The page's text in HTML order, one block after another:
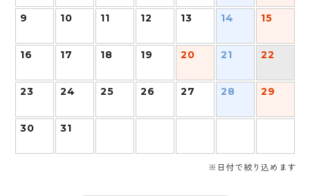
9 10 11 12 13 14 15
16 17 18 19 20 21 22
23 24 25 26 27 28 29
30 31
※日付で絞り込めます